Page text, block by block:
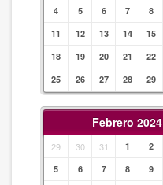
4
5 6 7 8
11
12 13 14 15
18
19 20 21 22
25
26 27 28 29
Febrero 2024
29 30 31 1 2
5
6 7 8 9